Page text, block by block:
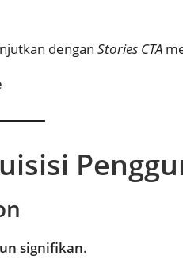
dengan Stories CTA
signifikan.